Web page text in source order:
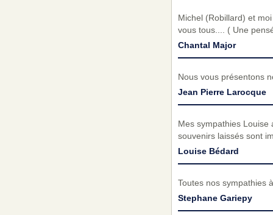
Michel (Robillard) et
vous tous.... ( Une
Chantal Major
Nous vous présentons
Jean Pierre Larocque
Mes sympathies Louise
souvenirs laissés sont
Louise Bédard
Toutes nos sympathies
Stephane Gariepy